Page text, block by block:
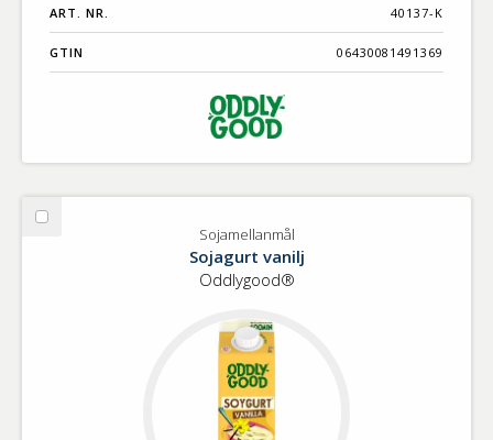
ART. NR. 40137-K
GTIN 06430081491369
Välj
Sojamellanmål
Sojagurt vanilj
Oddlygood®